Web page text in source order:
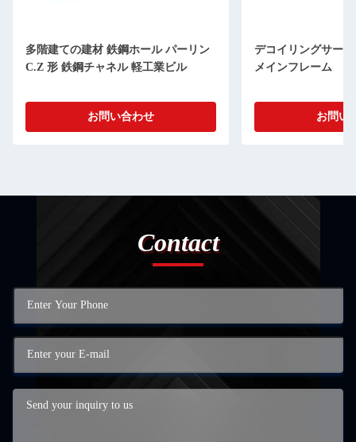
多階建ての建材 鉄鋼ホール パーリン
C.Z 形 鉄鋼チャネル 軽工業ビル
お問い合わせ
デコイリングサー
メインフレーム
お問い
Contact